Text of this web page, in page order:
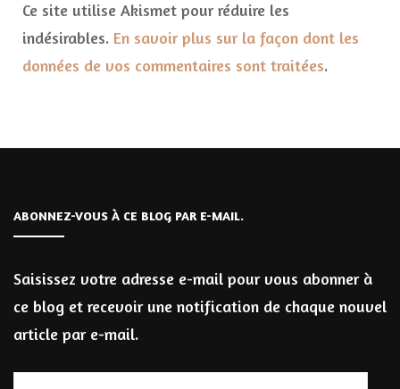
Ce site utilise Akismet pour réduire les
indésirables. En savoir plus sur la façon dont les
données de vos commentaires sont traitées.
ABONNEZ-VOUS À CE BLOG PAR E-MAIL.
Saisissez votre adresse e-mail pour vous abonner à
ce blog et recevoir une notification de chaque nouvel
article par e-mail.